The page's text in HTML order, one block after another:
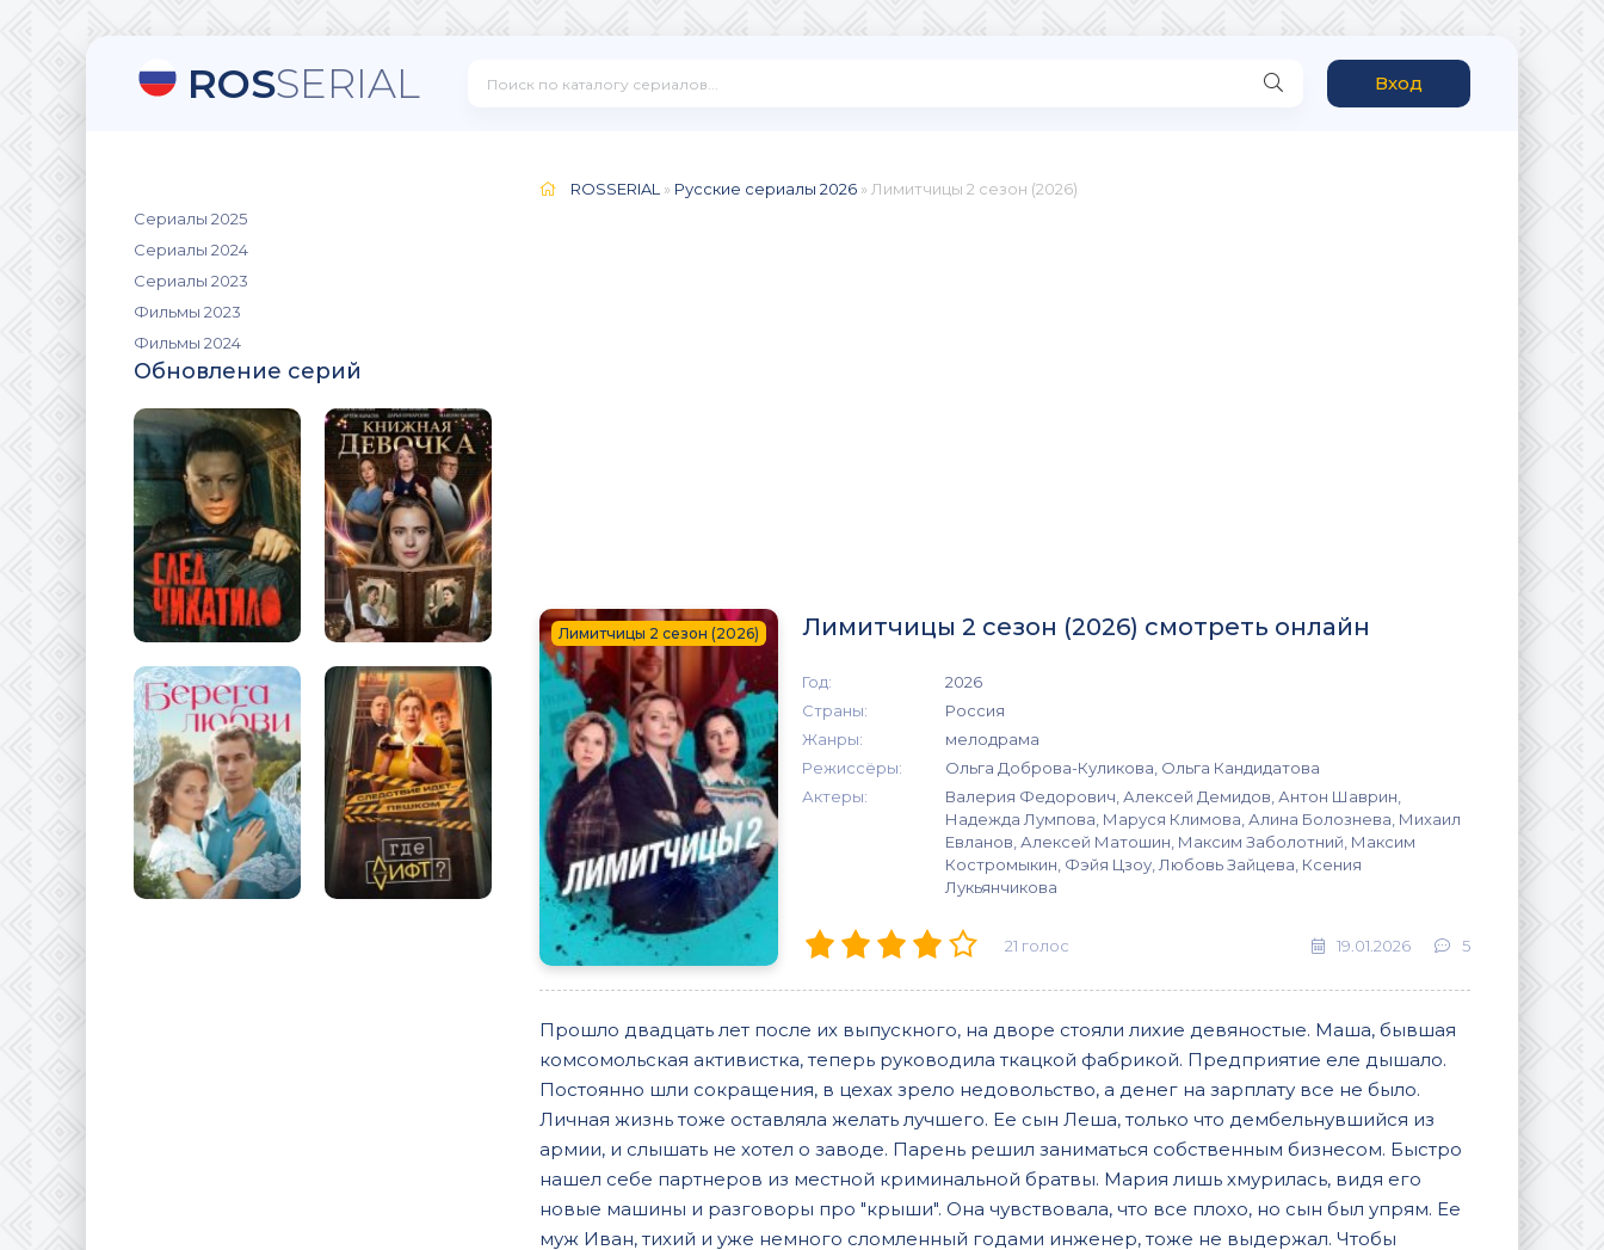
ROSSERIAL Вход
Сериалы 2025
Сериалы 2024
Сериалы 2023
Фильмы 2023
Фильмы 2024
Обновление серий
ROSSERIAL » Русские сериалы 2026 » Лимитчицы 2 сезон (2026)
Лимитчицы 2 сезон (2026) Лимитчицы 2 сезон (2026) смотреть онлайн
Год:
2026
Страны:
Россия
Жанры:
мелодрама
Режиссёры:
Ольга Доброва-Куликова, Ольга Кандидатова
Актеры:
Валерия Федорович, Алексей Демидов, Антон Шаврин,
Надежда Лумпова, Маруся Климова, Алина Болознева, Михаил
Евланов, Алексей Матошин, Максим Заболотний, Максим
Костромыкин, Фэйя Цзоу, Любовь Зайцева, Ксения
Лукьянчикова
21 голос 19.01.2026 5
Прошло двадцать лет после их выпускного, на дворе стояли лихие девяностые. Маша, бывшая
комсомольская активистка, теперь руководила ткацкой фабрикой. Предприятие еле дышало.
Постоянно шли сокращения, в цехах зрело недовольство, а денег на зарплату все не было.
Личная жизнь тоже оставляла желать лучшего. Ее сын Леша, только что дембельнувшийся из
армии, и слышать не хотел о заводе. Парень решил заниматься собственным бизнесом. Быстро
нашел себе партнеров из местной криминальной братвы. Мария лишь хмурилась, видя его
новые машины и разговоры про "крыши". Она чувствовала, что все плохо, но сын был упрям. Ее
муж Иван, тихий и уже немного сломленный годами инженер, тоже не выдержал. Чтобы